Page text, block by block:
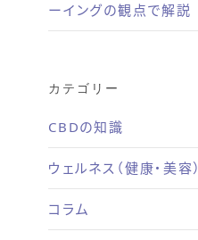
ーイングの観点で解説
カテゴリー
CBDの知識
ウェルネス（健康・美容）
コラム